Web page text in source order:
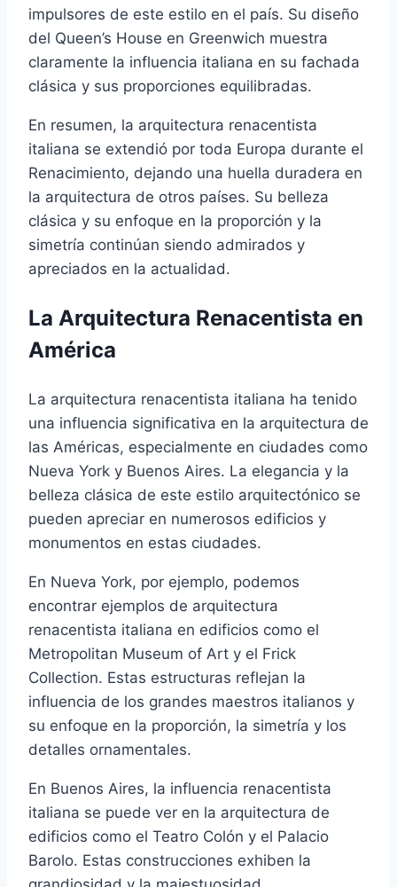
impulsores de este estilo en el país. Su diseño
del Queen’s House en Greenwich muestra
claramente la influencia italiana en su fachada
clásica y sus proporciones equilibradas.
En resumen, la arquitectura renacentista
italiana se extendió por toda Europa durante el
Renacimiento, dejando una huella duradera en
la arquitectura de otros países. Su belleza
clásica y su enfoque en la proporción y la
simetría continúan siendo admirados y
apreciados en la actualidad.
La Arquitectura Renacentista en
América
La arquitectura renacentista italiana ha tenido
una influencia significativa en la arquitectura de
las Américas, especialmente en ciudades como
Nueva York y Buenos Aires. La elegancia y la
belleza clásica de este estilo arquitectónico se
pueden apreciar en numerosos edificios y
monumentos en estas ciudades.
En Nueva York, por ejemplo, podemos
encontrar ejemplos de arquitectura
renacentista italiana en edificios como el
Metropolitan Museum of Art y el Frick
Collection. Estas estructuras reflejan la
influencia de los grandes maestros italianos y
su enfoque en la proporción, la simetría y los
detalles ornamentales.
En Buenos Aires, la influencia renacentista
italiana se puede ver en la arquitectura de
edificios como el Teatro Colón y el Palacio
Barolo. Estas construcciones exhiben la